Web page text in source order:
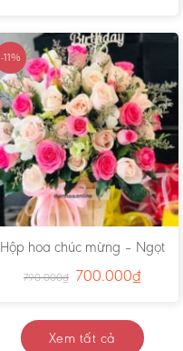
-11%
Hộp hoa chúc mừng – Ngọt
790.000₫ 700.000₫
Xem tất cả